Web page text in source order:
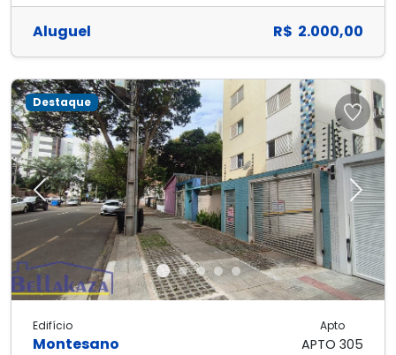
Aluguel R$ 2.000,00
Previous Next
Destaque
Edifício
Montesano
Apto
APTO 305